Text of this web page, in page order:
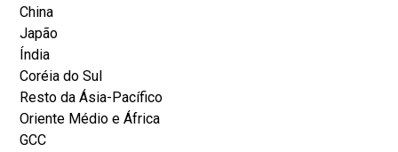
China
Japão
Índia
Coréia do Sul
Resto da Ásia-Pacífico
Oriente Médio e África
GCC